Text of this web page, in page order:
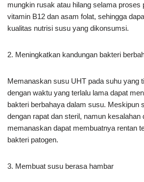
mungkin rusak atau hilang selama proses
vitamin B12 dan asam folat, sehingga
kualitas nutrisi susu yang dikonsumsi.
2. Meningkatkan kandungan bakteri
Memanaskan susu UHT pada suhu yang
dengan waktu yang terlalu lama dapat
bakteri berbahaya dalam susu. Meskipun
dengan rapat dan steril, namun kesalahan
memanaskan dapat membuatnya rentan
bakteri patogen.
3. Membuat susu berasa hambar